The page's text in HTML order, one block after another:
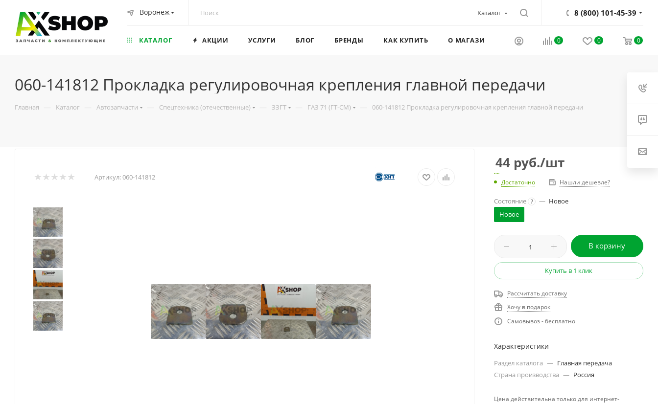
Воронеж Каталог 8 (800) 101-45-39
0 0 0
КАТАЛОГ АКЦИИ УСЛУГИ БЛОГ БРЕНДЫ КАК КУПИТЬ О МАГАЗИНЕ
060-141812 Прокладка регулировочная крепления главной передачи
Главная — Каталог — Автозапчасти — Спецтехника (отечественные) — ЗЗГТ — ГАЗ 71 (ГТ-СМ) — 060-141812 Прокладка регулировочная крепления главной передачи
Артикул:060-141812
44 руб./шт
Достаточно Нашли дешевле?
Состояние ? — Новое
Новое
В корзину
Купить в 1 клик
Рассчитать доставку
Хочу в подарок
Самовывоз - бесплатно
Характеристики
Раздел каталога — Главная передача
Страна производства — Россия
Цена действительна только для интернет-